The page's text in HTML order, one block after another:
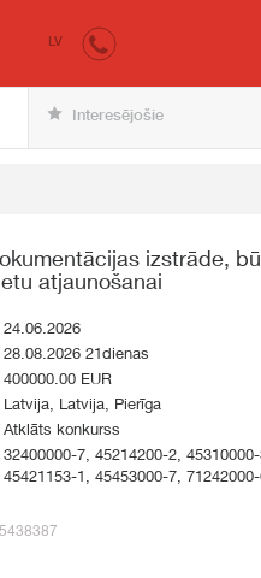
iepirkumi.lv
LV
Interesējošie
izstrāde,
atjaunošanai
24.06.2026
28.08.2026 21dienas
400000.00 EUR
Latvija, Latvija, Pierīga
Atklāts konkurss
32400000-7, 45214200-2,
45421153-1, 45453000-7,
5438387